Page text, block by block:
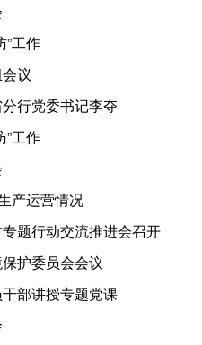
”工作
议
行党委书记李夺
”工作
产运营情况
题行动交流推进会召开
护委员会会议
部讲授专题党课